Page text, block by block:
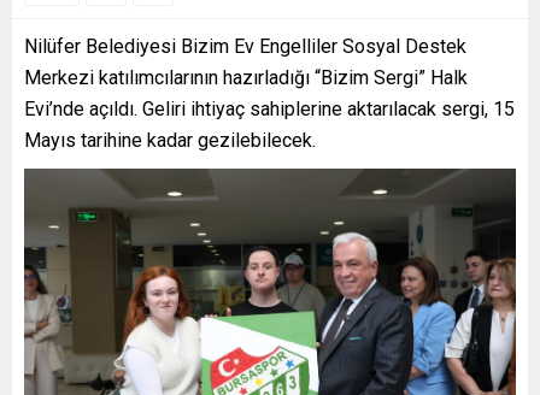
Nilüfer Belediyesi Bizim Ev Engelliler Sosyal Destek
Merkezi katılımcılarının hazırladığı “Bizim Sergi” Halk
Evi’nde açıldı. Geliri ihtiyaç sahiplerine aktarılacak sergi, 15
Mayıs tarihine kadar gezilebilecek.